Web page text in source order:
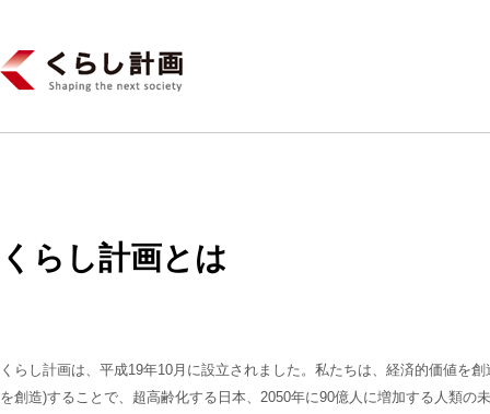
くらし計画とは
くらし計画は、平成19年10月に設立されました。私たちは、経済的価値を
を創造)することで、超高齢化する日本、2050年に90億人に増加する人類の